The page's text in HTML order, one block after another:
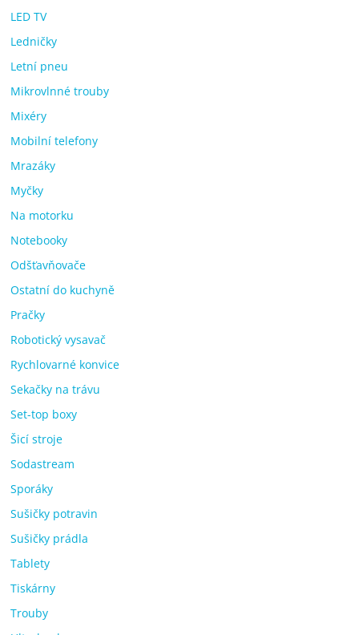
LED TV
Ledničky
Letní pneu
Mikrovlnné trouby
Mixéry
Mobilní telefony
Mrazáky
Myčky
Na motorku
Notebooky
Odšťavňovače
Ostatní do kuchyně
Pračky
Robotický vysavač
Rychlovarné konvice
Sekačky na trávu
Set-top boxy
Šicí stroje
Sodastream
Sporáky
Sušičky potravin
Sušičky prádla
Tablety
Tiskárny
Trouby